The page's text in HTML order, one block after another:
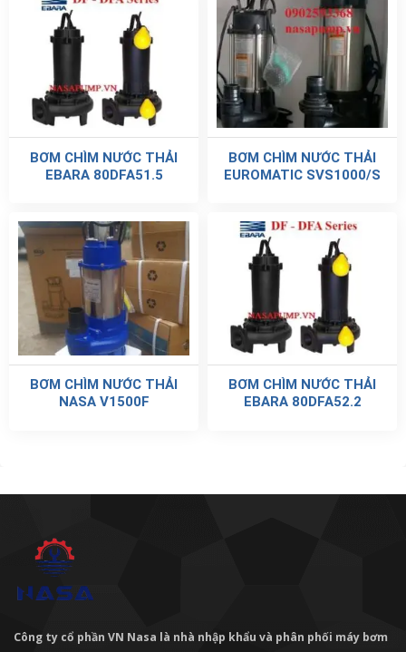
BƠM CHÌM NƯỚC THẢI
EBARA 80DFA51.5
BƠM CHÌM NƯỚC THẢI
EUROMATIC SVS1000/S
BƠM CHÌM NƯỚC THẢI
NASA V1500F
BƠM CHÌM NƯỚC THẢI
EBARA 80DFA52.2
Công ty cổ phần VN Nasa là nhà nhập khẩu và phân phối máy bơm